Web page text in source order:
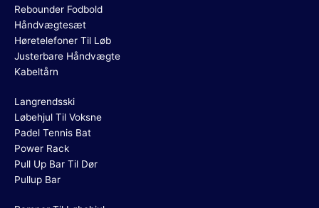
Rebounder Fodbold
Håndvægtesæt
Høretelefoner Til Løb
Justerbare Håndvægte
Kabeltårn
Langrendsski
Løbehjul Til Voksne
Padel Tennis Bat
Power Rack
Pull Up Bar Til Dør
Pullup Bar